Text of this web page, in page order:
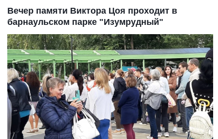
Вечер памяти Виктора Цоя проходит в
барнаульском парке "Изумрудный"